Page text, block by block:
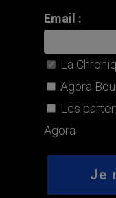
Email :
La
Agora
Les
Agora